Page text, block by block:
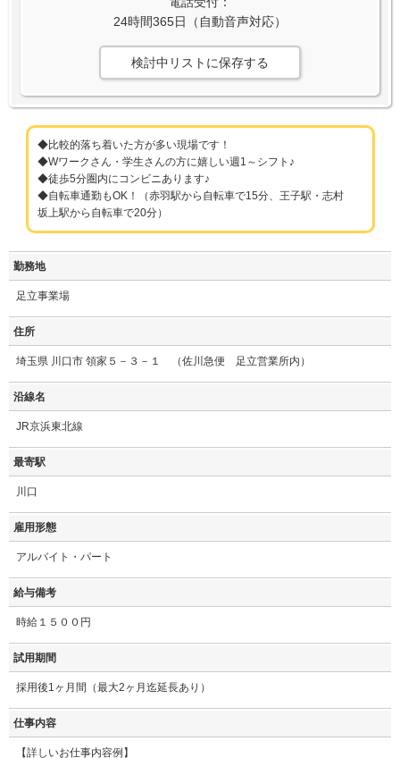
24時間365日（自動音声対応）
検討中リストに保存する
◆比較的落ち着いた方が多い現場です！
◆Wワークさん・学生さんの方に嬉しい週1～シフト♪
◆徒歩5分圏内にコンビニあります♪
◆自転車通勤もOK！（赤羽駅から自転車で15分、王子駅・志村
坂上駅から自転車で20分）
勤務地
足立事業場
住所
埼玉県 川口市 領家５－３－１ （佐川急便 足立営業所内）
沿線名
JR京浜東北線
最寄駅
川口
雇用形態
アルバイト・パート
給与備考
時給１５００円
試用期間
採用後1ヶ月間（最大2ヶ月迄延長あり）
仕事内容
【詳しいお仕事内容例】